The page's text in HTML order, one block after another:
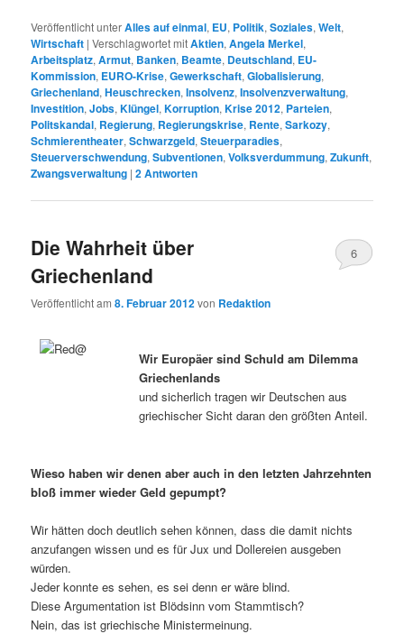
Veröffentlicht unterAlles auf einmal, EU, Politik,Soziales,Welt,
Wirtschaft |Verschlagwortet mitAktien,Angela Merkel,
Arbeitsplatz,Armut, Banken, Beamte, Deutschland, EU-
Kommission, EURO-Krise,Gewerkschaft,Globalisierung,
Griechenland,Heuschrecken,Insolvenz,Insolvenzverwaltung,
Investition,Jobs,Klüngel,Korruption,Krise 2012, Parteien,
Politskandal, Regierung, Regierungskrise, Rente,Sarkozy,
Schmierentheater,Schwarzgeld,Steuerparadies,
Steuerverschwendung,Subventionen,Volksverdummung,Zukunft,
Zwangsverwaltung |2Antworten
Die Wahrheit über
Griechenland
Veröffentlicht am8. Februar 2012von Redaktion
6
Wir Europäer sind Schuld am Dilemma
Griechenlands
und sicherlich tragen wir Deutschen aus
griechischer Sicht daran den größten Anteil.
Wieso haben wir denen aber auch in den letzten Jahrzehnten
bloß immer wieder Geld gepumpt?
Wir hätten doch deutlich sehen können, dass die damit nichts
anzufangen wissen und es für Jux und Dollereien ausgeben
würden.
Jeder konnte es sehen, es sei denn er wäre blind.
Diese Argumentation ist Blödsinn vom Stammtisch?
Nein, das ist griechische Ministermeinung.